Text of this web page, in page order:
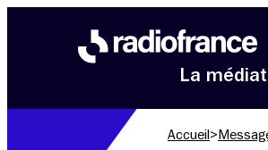
La
Accueil >